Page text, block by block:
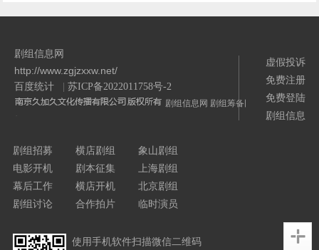
剧组信息网
http://www.zgjzxxw.net/
百度统计 苏ICP备2022011758号-2
剧组信息网 剧组筹备网
/>
虚假投诉
免费注册
免费登陆
剧组信息
剧组招募
电影开机
幕后工作
剧组讨论
横店剧组
剧本征集
横店开机
合作拍片
象山剧组
上海剧组
北京剧组
临时演员
使用手机软件扫描微信二维码